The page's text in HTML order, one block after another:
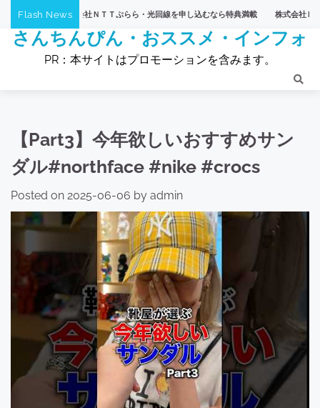
content
Flash News
株式会社ＮＴＴぷらら・光回線を申し込むなら特典満載 株式会社ＮＴＴぷらら・【
さんちんぴん・おススメ・インフォ
PR：本サイトはプロモーションを含みます。
【Part3】今年欲しいおすすめサン
ダル#northface #nike #crocs
Posted on 2025-06-06 by admin